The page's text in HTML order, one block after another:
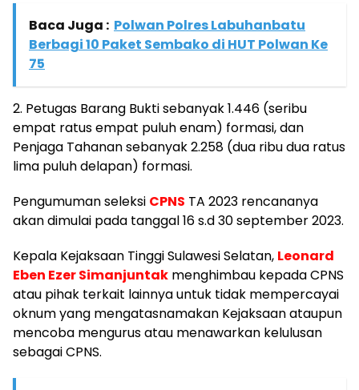
Baca Juga : Polwan Polres Labuhanbatu
Berbagi 10 Paket Sembako di HUT Polwan Ke
75
2. Petugas Barang Bukti sebanyak 1.446 (seribu
empat ratus empat puluh enam) formasi, dan
Penjaga Tahanan sebanyak 2.258 (dua ribu dua ratus
lima puluh delapan) formasi.
Pengumuman seleksi CPNS TA 2023 rencananya
akan dimulai pada tanggal 16 s.d 30 september 2023.
Kepala Kejaksaan Tinggi Sulawesi Selatan, Leonard
Eben Ezer Simanjuntak menghimbau kepada CPNS
atau pihak terkait lainnya untuk tidak mempercayai
oknum yang mengatasnamakan Kejaksaan ataupun
mencoba mengurus atau menawarkan kelulusan
sebagai CPNS.